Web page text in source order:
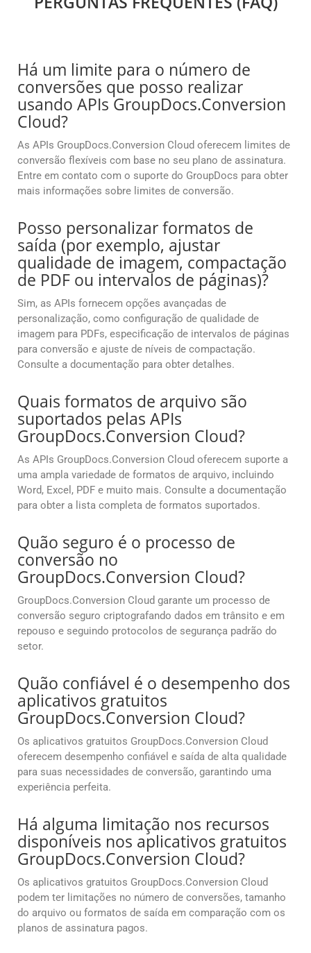
Há um limite para o número de
conversões que posso realizar
usando APIs GroupDocs.Conversion
Cloud?
As APIs GroupDocs.Conversion Cloud oferecem limites de
conversão flexíveis com base no seu plano de assinatura.
Entre em contato com o suporte do GroupDocs para obter
mais informações sobre limites de conversão.
Posso personalizar formatos de
saída (por exemplo, ajustar
qualidade de imagem, compactação
de PDF ou intervalos de páginas)?
Sim, as APIs fornecem opções avançadas de
personalização, como configuração de qualidade de
imagem para PDFs, especificação de intervalos de páginas
para conversão e ajuste de níveis de compactação.
Consulte a documentação para obter detalhes.
Quais formatos de arquivo são
suportados pelas APIs
GroupDocs.Conversion Cloud?
As APIs GroupDocs.Conversion Cloud oferecem suporte a
uma ampla variedade de formatos de arquivo, incluindo
Word, Excel, PDF e muito mais. Consulte a documentação
para obter a lista completa de formatos suportados.
Quão seguro é o processo de
conversão no
GroupDocs.Conversion Cloud?
GroupDocs.Conversion Cloud garante um processo de
conversão seguro criptografando dados em trânsito e em
repouso e seguindo protocolos de segurança padrão do
setor.
Quão confiável é o desempenho dos
aplicativos gratuitos
GroupDocs.Conversion Cloud?
Os aplicativos gratuitos GroupDocs.Conversion Cloud
oferecem desempenho confiável e saída de alta qualidade
para suas necessidades de conversão, garantindo uma
experiência perfeita.
Há alguma limitação nos recursos
disponíveis nos aplicativos gratuitos
GroupDocs.Conversion Cloud?
Os aplicativos gratuitos GroupDocs.Conversion Cloud
podem ter limitações no número de conversões, tamanho
do arquivo ou formatos de saída em comparação com os
planos de assinatura pagos.